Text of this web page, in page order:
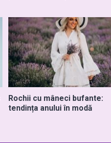
Rochii cu mâneci bufante:
tendința anului în modă